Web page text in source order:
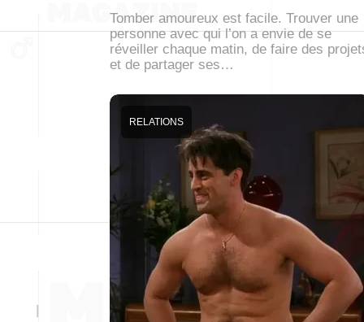
Tomber amoureux est facile. Trouver une
personne avec qui l’on a envie de se
réveiller chaque matin, de faire des
et de partager ses…
RELATIONS